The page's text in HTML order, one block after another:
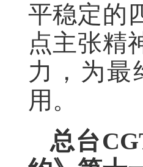
平稳定的
点主张精
力，为最
用。
总台